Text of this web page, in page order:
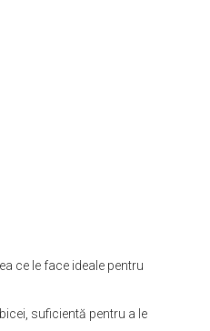
ce le face ideale pentru
suficientă pentru a le